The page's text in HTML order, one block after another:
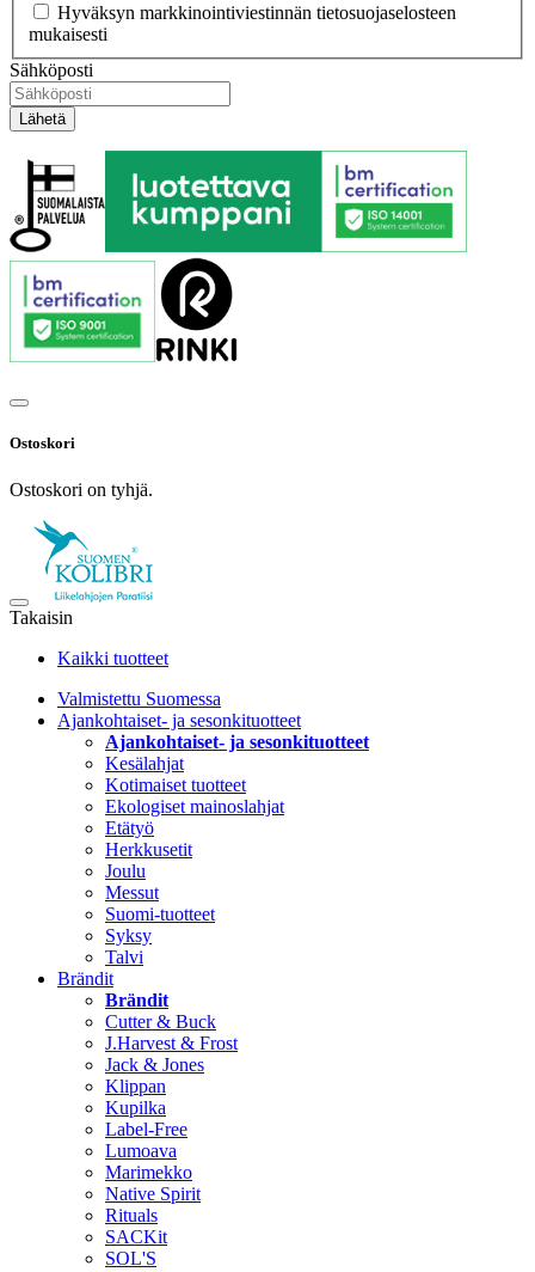
Hyväksyn markkinointiviestinnän tietosuojaselosteen
mukaisesti
Sähköposti
Ostoskori
Ostoskori on tyhjä.
Takaisin
Kaikki tuotteet
Valmistettu Suomessa
Ajankohtaiset- ja sesonkituotteet
Ajankohtaiset- ja sesonkituotteet
Kesälahjat
Kotimaiset tuotteet
Ekologiset mainoslahjat
Etätyö
Herkkusetit
Joulu
Messut
Suomi-tuotteet
Syksy
Talvi
Brändit
Brändit
Cutter & Buck
J.Harvest & Frost
Jack & Jones
Klippan
Kupilka
Label-Free
Lumoava
Marimekko
Native Spirit
Rituals
SACKit
SOL'S